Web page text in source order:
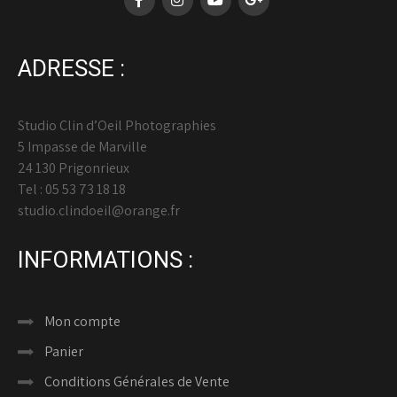
ADRESSE :
Studio Clin d’Oeil Photographies
5 Impasse de Marville
24 130 Prigonrieux
Tel : 05 53 73 18 18
studio.clindoeil@orange.fr
INFORMATIONS :
Mon compte
Panier
Conditions Générales de Vente